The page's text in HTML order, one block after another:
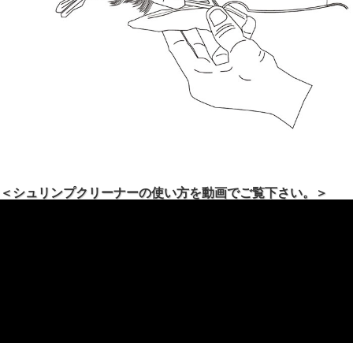
＜シュリンプクリーナーの使い方を動画でご覧下さい。＞